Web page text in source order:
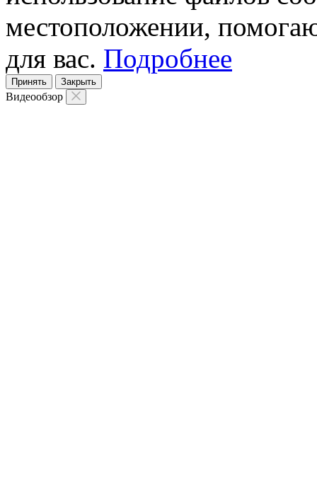
местоположении,
для вас. Подробнее
Принять Закрыть
Видеообзор